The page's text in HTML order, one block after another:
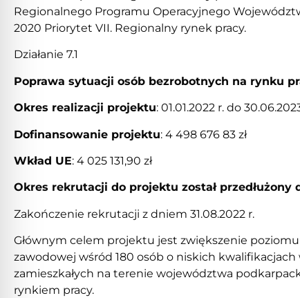
Regionalnego Programu Operacyjnego
2020 Priorytet VII. Regionalny rynek pracy.
Działanie 7.1
Poprawa sytuacji osób bezrobotnych na rynku
Okres realizacji projektu: 01.01.2022 r. do
Dofinansowanie projektu: 4 498 676 83 zł
Wkład UE: 4 025 131,90 zł
Okres rekrutacji do projektu został przedłużony
Zakończenie rekrutacji z dniem 31.08.2022 r.
Głównym celem projektu jest zwiększenie
zawodowej wśród 180 osób o niskich
zamieszkałych na terenie województwa
rynkiem pracy.